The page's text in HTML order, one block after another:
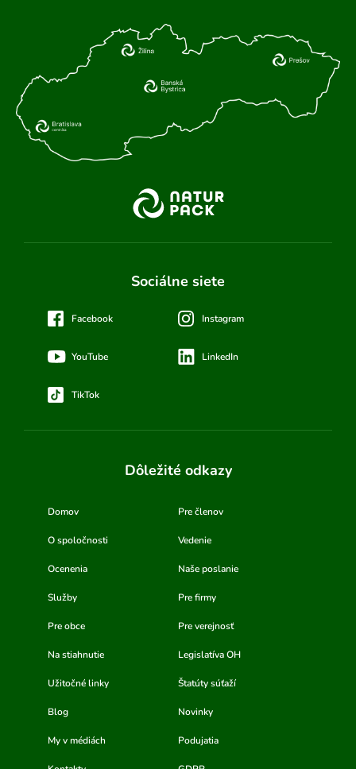
Sociálne siete
Facebook Instagram
YouTube LinkedIn
TikTok
Dôležité odkazy
Domov Pre členov
O spoločnosti Vedenie
Ocenenia Naše poslanie
Služby Pre firmy
Pre obce Pre verejnosť
Na stiahnutie Legislatíva OH
Užitočné linky Štatúty súťaží
Blog Novinky
My v médiách Podujatia